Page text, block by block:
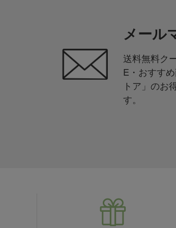
メール
送料無料ク
E・おすす
トア」のお
す。